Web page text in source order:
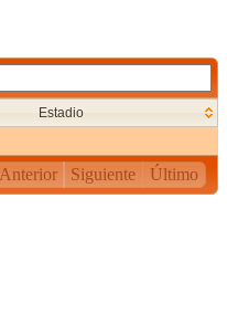
Estadio
Anterior Siguiente Último